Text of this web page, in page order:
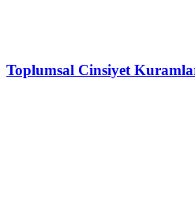
Toplumsal Cinsiyet